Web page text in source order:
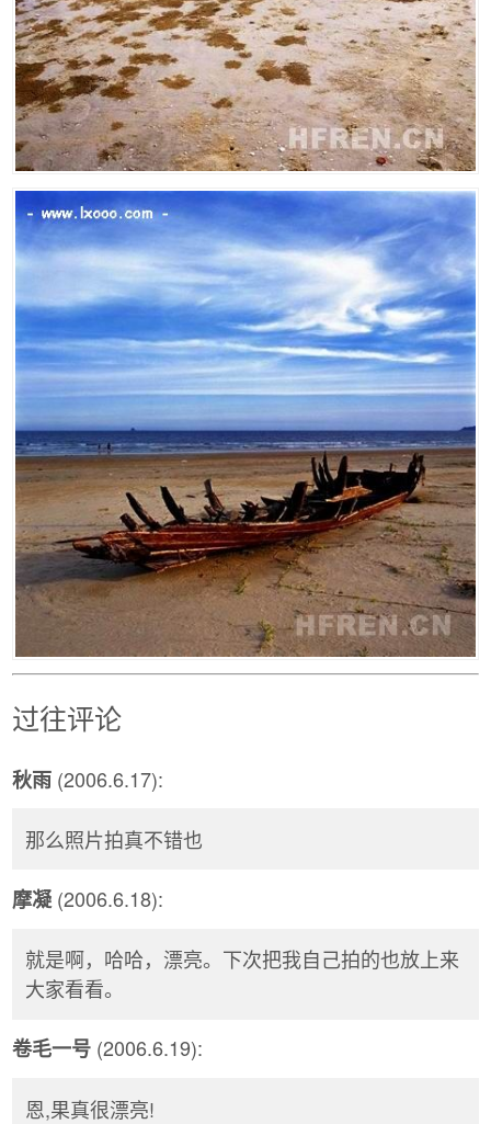
过往评论
秋雨 (2006.6.17):
那么照片拍真不错也
摩凝 (2006.6.18):
就是啊，哈哈，漂亮。下次把我自己拍的也放上来
大家看看。
卷毛一号 (2006.6.19):
恩,果真很漂亮!